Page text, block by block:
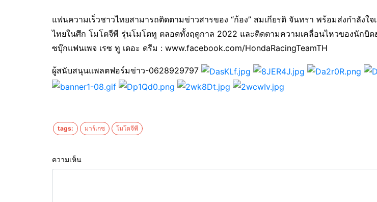
แฟนความเร็วชาวไทยสามารถติดตามข่าวสารของ “ก้อง” สมเกียรติ จันทรา พร้อมส่งกำลังใจ
ไทยในศึก โมโตจีพี รุ่นโมโตทู ตลอดทั้งฤดูกาล 2022 และติดตามความเคลื่อนไหวของนักบิด
ซบุ๊กแฟนเพจ เรซ ทู เดอะ ดรีม : www.facebook.com/HondaRacingTeamTH
ผู้สนับสนุนแพลตฟอร์มข่าว-0628929797
tags: มาร์เกซ โมโตจีพี
ความเห็น